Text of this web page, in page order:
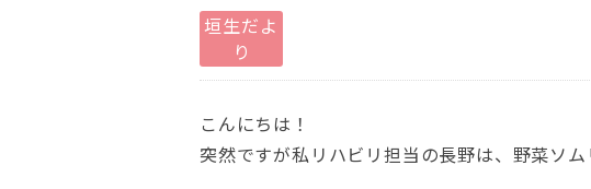
垣生だよ
り
こんにちは！
突然ですが私リハビリ担当の長野は、野菜ソム